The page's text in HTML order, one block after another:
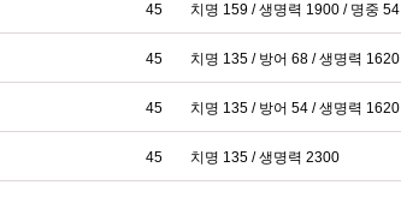
45 치명 159 / 생명력 1900 / 명중 54
45 치명 135 / 방어 68 / 생명력 1620
45 치명 135 / 방어 54 / 생명력 1620
45 치명 135 / 생명력 2300